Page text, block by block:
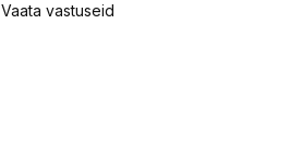
Vaata vastuseid